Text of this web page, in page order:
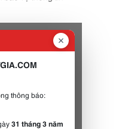
thông báo:
31 tháng 3 năm